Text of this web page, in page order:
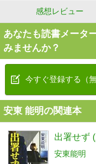
感想レビュー
あなたも読書メータ
みませんか？
今すぐ登録する（無
安東 能明の関連本
出署せず
安東能明